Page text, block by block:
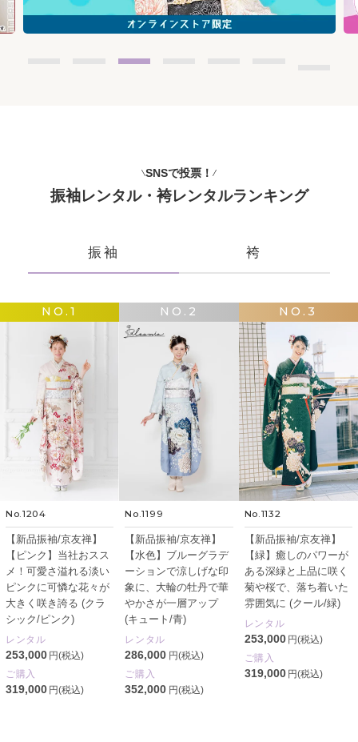
SNSで投票！
振袖レンタル・袴レンタルランキング
振袖 袴
NO.1
No.1204
【新品振袖/京友禅】
【ピンク】当社おスス
メ！可愛さ溢れる淡い
ピンクに可憐な花々が
大きく咲き誇る (クラ
シック/ピンク)
レンタル
253,000 円(税込)
ご購入
319,000 円(税込)
NO.2
No.1199
【新品振袖/京友禅】
【水色】ブルーグラデ
ーションで涼しげな印
象に、大輪の牡丹で華
やかさが一層アップ
(キュート/青)
レンタル
286,000 円(税込)
ご購入
352,000 円(税込)
NO.3
No.1132
【新品振袖/京友禅】
【緑】癒しのパワーが
ある深緑と上品に咲く
菊や桜で、落ち着いた
雰囲気に (クール/緑)
レンタル
253,000 円(税込)
ご購入
319,000 円(税込)